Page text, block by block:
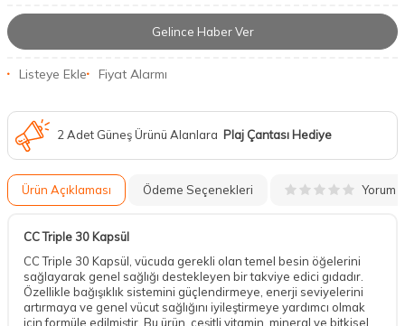
Gelince Haber Ver
Listeye Ekle Fiyat Alarmı
2 Adet Güneş Ürünü Alanlara Plaj Çantası Hediye
Ürün Açıklaması Ödeme Seçenekleri Yorum
CC Triple 30 Kapsül
CC Triple 30 Kapsül, vücuda gerekli olan temel besin öğelerini
sağlayarak genel sağlığı destekleyen bir takviye edici gıdadır.
Özellikle bağışıklık sistemini güçlendirmeye, enerji seviyelerini
artırmaya ve genel vücut sağlığını iyileştirmeye yardımcı olmak
için formüle edilmiştir. Bu ürün, çeşitli vitamin, mineral ve bitkisel